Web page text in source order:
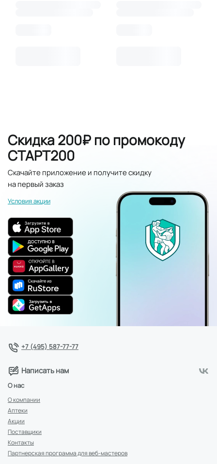
Скидка 200₽ по промокоду
СТАРТ200
Скачайте приложение и получите скидку
на первый заказ
Условия акции
+7 (495) 587-77-77
Написать нам
О нас
О компании
Аптеки
Акции
Поставщики
Контакты
Партнерская программа для веб-мастеров